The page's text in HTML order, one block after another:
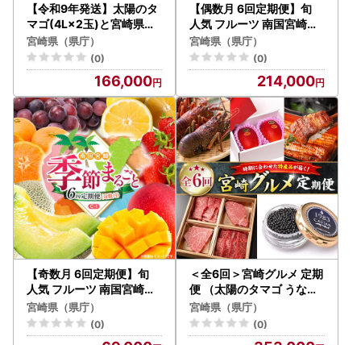
【令和9年発送】太陽のタ
マゴ(4L×2玉)と宮崎県産
キャビア20g×2個セット
宮崎県（県庁）
(0)
166,000
【偶数月 6回定期便】旬
人気 フルーツ 南国宮崎産
太陽のタマゴ きんかん シ
ャインマスカット 日向夏
梨 みかん 柑橘 マンゴー ぶ
どう 果物 詰め合わせ＜A-
2コース M120＞
宮崎県（県庁）
(0)
214,000
【奇数月 6回定期便】旬
人気 フルーツ 南国宮崎産
マンゴー ピオーネ いちご
みかん メロン 日向夏 柑橘
ぶどう 果物 詰め合わせ 宮
宮崎県（県庁）
(0)
＜全6回＞宮崎グルメ 定期
便 （太陽のタマゴ うなぎ
宮崎牛 キャビア 伊勢海老
） 特産品 詰め合わせ
宮崎県（県庁）
(0)